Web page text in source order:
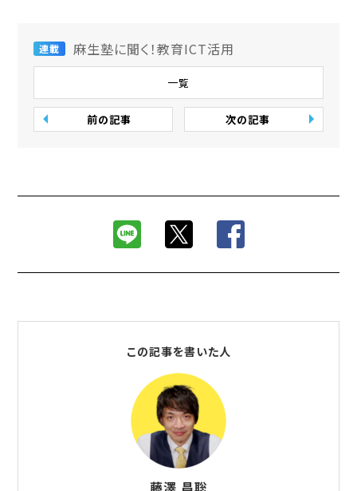
連載 麻生塾に聞く！教育ICT活用
前の記事
一覧
次の記事
この記事を書いた人
藤澤 昌聡